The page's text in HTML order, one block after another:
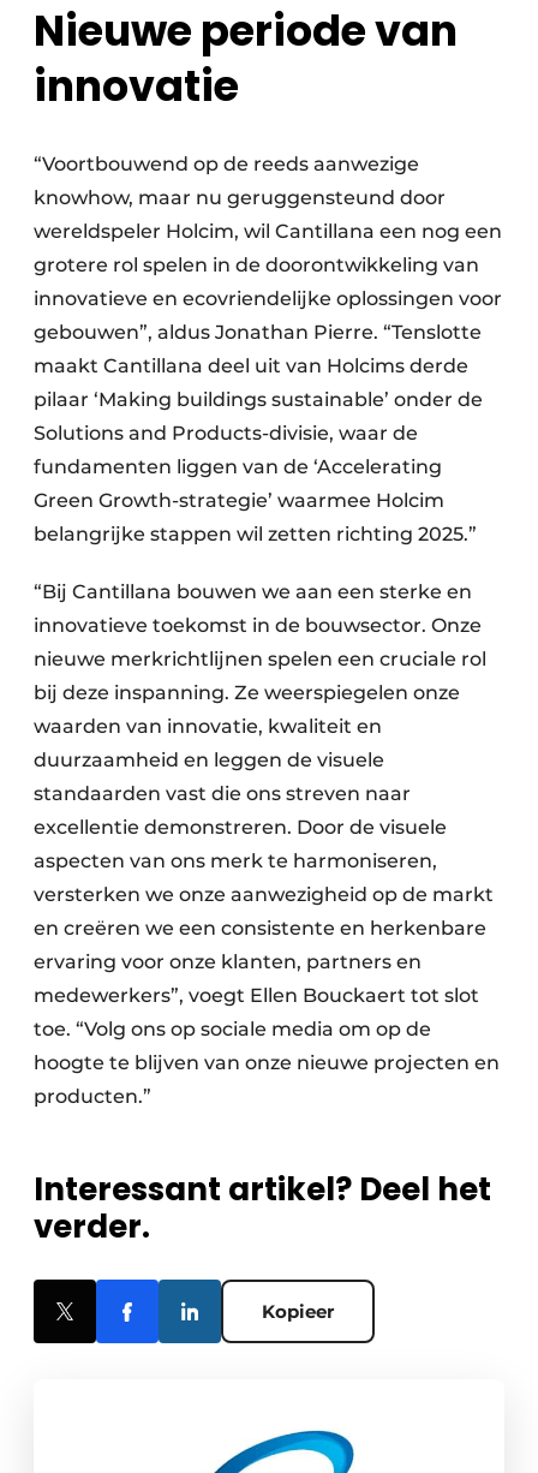
Nieuwe periode van
innovatie
“Voortbouwend op de reeds aanwezige
knowhow, maar nu geruggensteund door
wereldspeler Holcim, wil Cantillana een nog een
grotere rol spelen in de doorontwikkeling van
innovatieve en ecovriendelijke oplossingen voor
gebouwen”, aldus Jonathan Pierre. “Tenslotte
maakt Cantillana deel uit van Holcims derde
pilaar ‘Making buildings sustainable’ onder de
Solutions and Products-divisie, waar de
fundamenten liggen van de ‘Accelerating
Green Growth-strategie’ waarmee Holcim
belangrijke stappen wil zetten richting 2025.”
“Bij Cantillana bouwen we aan een sterke en
innovatieve toekomst in de bouwsector. Onze
nieuwe merkrichtlijnen spelen een cruciale rol
bij deze inspanning. Ze weerspiegelen onze
waarden van innovatie, kwaliteit en
duurzaamheid en leggen de visuele
standaarden vast die ons streven naar
excellentie demonstreren. Door de visuele
aspecten van ons merk te harmoniseren,
versterken we onze aanwezigheid op de markt
en creëren we een consistente en herkenbare
ervaring voor onze klanten, partners en
medewerkers”, voegt Ellen Bouckaert tot slot
toe. “Volg ons op sociale media om op de
hoogte te blijven van onze nieuwe projecten en
producten.”
Interessant artikel? Deel het
verder.
Kopieer